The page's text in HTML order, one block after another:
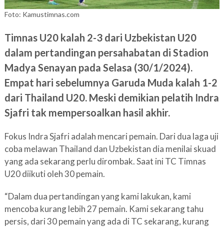
Foto: Kamustimnas.com
Timnas U20 kalah 2-3 dari Uzbekistan U20
dalam pertandingan persahabatan di Stadion
Madya Senayan pada Selasa (30/1/2024).
Empat hari sebelumnya Garuda Muda kalah 1-2
dari Thailand U20. Meski demikian pelatih Indra
Sjafri tak mempersoalkan hasil akhir.
Fokus Indra Sjafri adalah mencari pemain. Dari dua laga uji
coba melawan Thailand dan Uzbekistan dia menilai skuad
yang ada sekarang perlu dirombak. Saat ini TC Timnas
U20 diikuti oleh 30 pemain.
“Dalam dua pertandingan yang kami lakukan, kami
mencoba kurang lebih 27 pemain. Kami sekarang tahu
persis, dari 30 pemain yang ada di TC sekarang, kurang